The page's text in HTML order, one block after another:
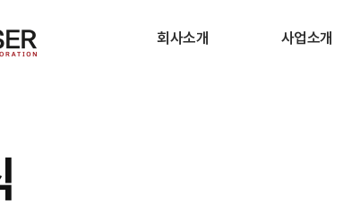
회사소개 사업소개